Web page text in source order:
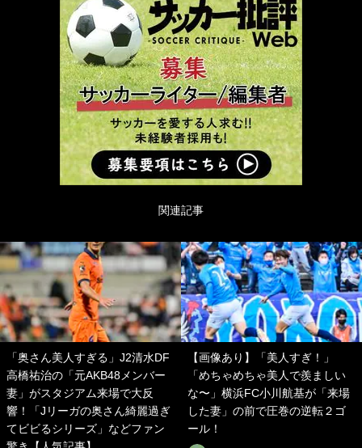
関連記事
「奥さん美人すぎる」J2清水DF
高橋祐治の「元AKB48メンバー
妻」がスタジアム来場で大反
響！「Jリーガの奥さん綺麗過ぎ
てビビるシリーズ」などファン
【画像あり】「美人すぎ！」
「めちゃめちゃ美人で羨ましい
な〜」横浜FC小川航基が「来場
した妻」の前で圧巻の逆転２ゴ
ール！